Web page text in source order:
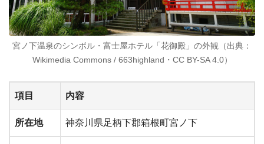
宮ノ下温泉のシンボル・富士屋ホテル「花御殿」の外観（出典：
Wikimedia Commons / 663highland・CC BY-SA 4.0）
項目 内容
所在地 神奈川県足柄下郡箱根町宮ノ下